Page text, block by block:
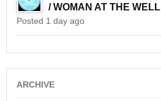
/ WOMAN AT THE WELL
Posted 1 day ago
ARCHIVE